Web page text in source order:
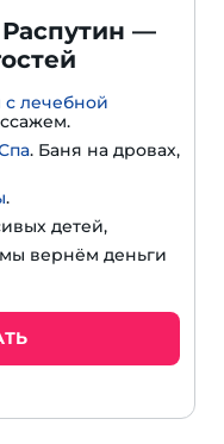
—
с лечебной
. Баня на дровах,
.
детей,
вернём деньги